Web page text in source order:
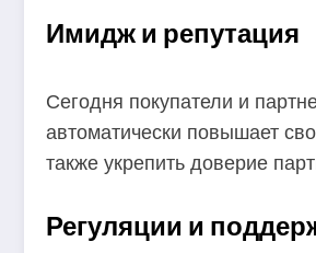
Имидж и репутация
Сегодня покупатели и
автоматически повышает
также укрепить доверие
Регуляции и